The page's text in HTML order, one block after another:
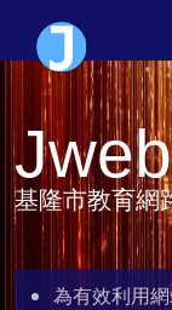
Jweb
基隆市教育網
為有效利用